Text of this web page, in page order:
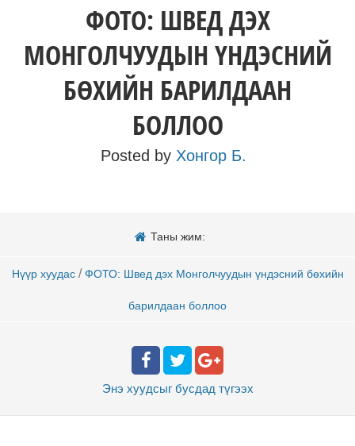
ФОТО: ШВЕД ДЭХ
МОНГОЛЧУУДЫН ҮНДЭСНИЙ
БӨХИЙН БАРИЛДААН
БОЛЛОО
Posted by Хонгор Б.
Таны жим:
Нүүр хуудас / ФОТО: Швед дэх Монголчуудын үндэсний бөхийн
барилдаан боллоо
Энэ хуудсыг бусдад түгээх